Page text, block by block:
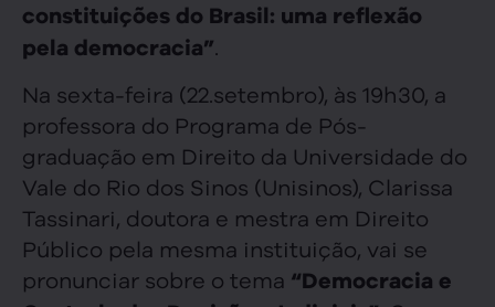
constituições do Brasil: uma reflexão
pela democracia”.
Na sexta-feira (22.setembro), às 19h30, a
professora do Programa de Pós-
graduação em Direito da Universidade do
Vale do Rio dos Sinos (Unisinos), Clarissa
Tassinari, doutora e mestra em Direito
Público pela mesma instituição, vai se
pronunciar sobre o tema “Democracia e